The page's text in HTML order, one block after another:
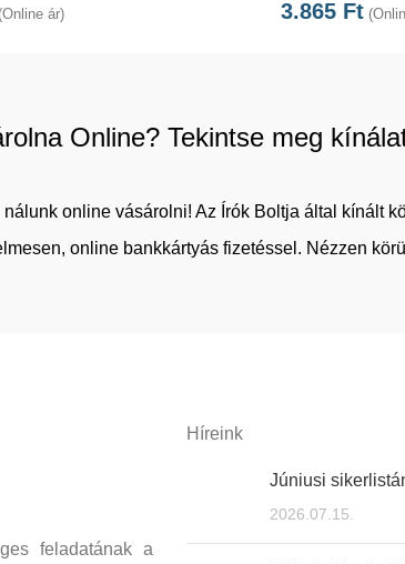
(Online ár) 3.865 Ft
Online? Tekintse meg
nálunk online vásárolni! Az Írók Boltja által kínált
online bankkártyás fizetéssel. Nézzen
feladatának a
Híreink
Júniusi
2026.07.15.